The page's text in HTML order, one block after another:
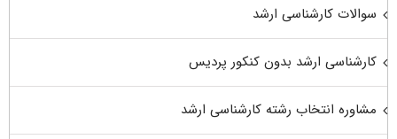
سوالات کارشناسی ارشد
کارشناسی ارشد بدون کنکور پردیس
مشاوره انتخاب رشته کارشناسی ارشد